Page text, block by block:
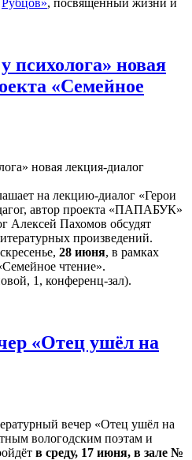
психолога» новая
«Семейное
на лекцию-диалог «Герои
автор проекта «ПАПАБУК»
Алексей Пахомов обсудят
произведений.
28 июня, в рамках
чтение».
1, конференц-зал).
«Отец ушёл на
вечер «Отец ушёл на
вологодским поэтам и
в среду, 17 июня, в зале №